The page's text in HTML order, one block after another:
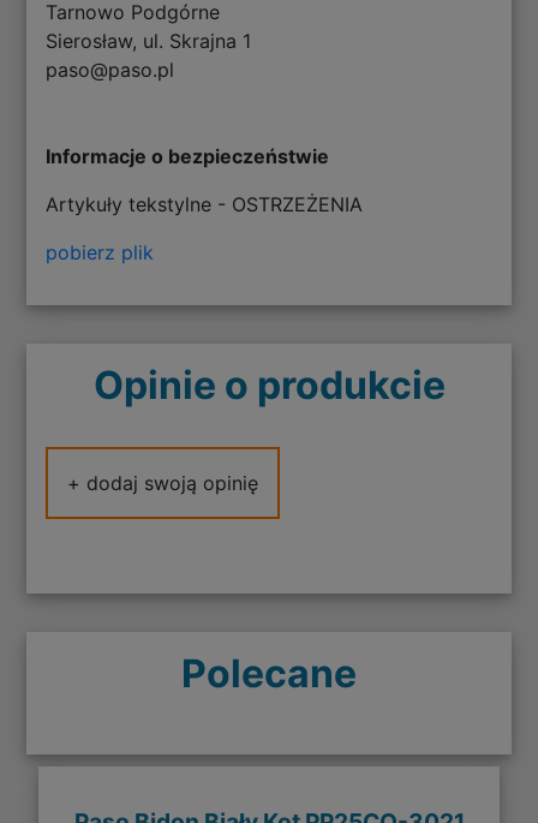
Tarnowo Podgórne
Sierosław, ul. Skrajna 1
paso@paso.pl
Informacje o bezpieczeństwie
Artykuły tekstylne - OSTRZEŻENIA
pobierz plik
Opinie o produkcie
+ dodaj swoją opinię
Polecane